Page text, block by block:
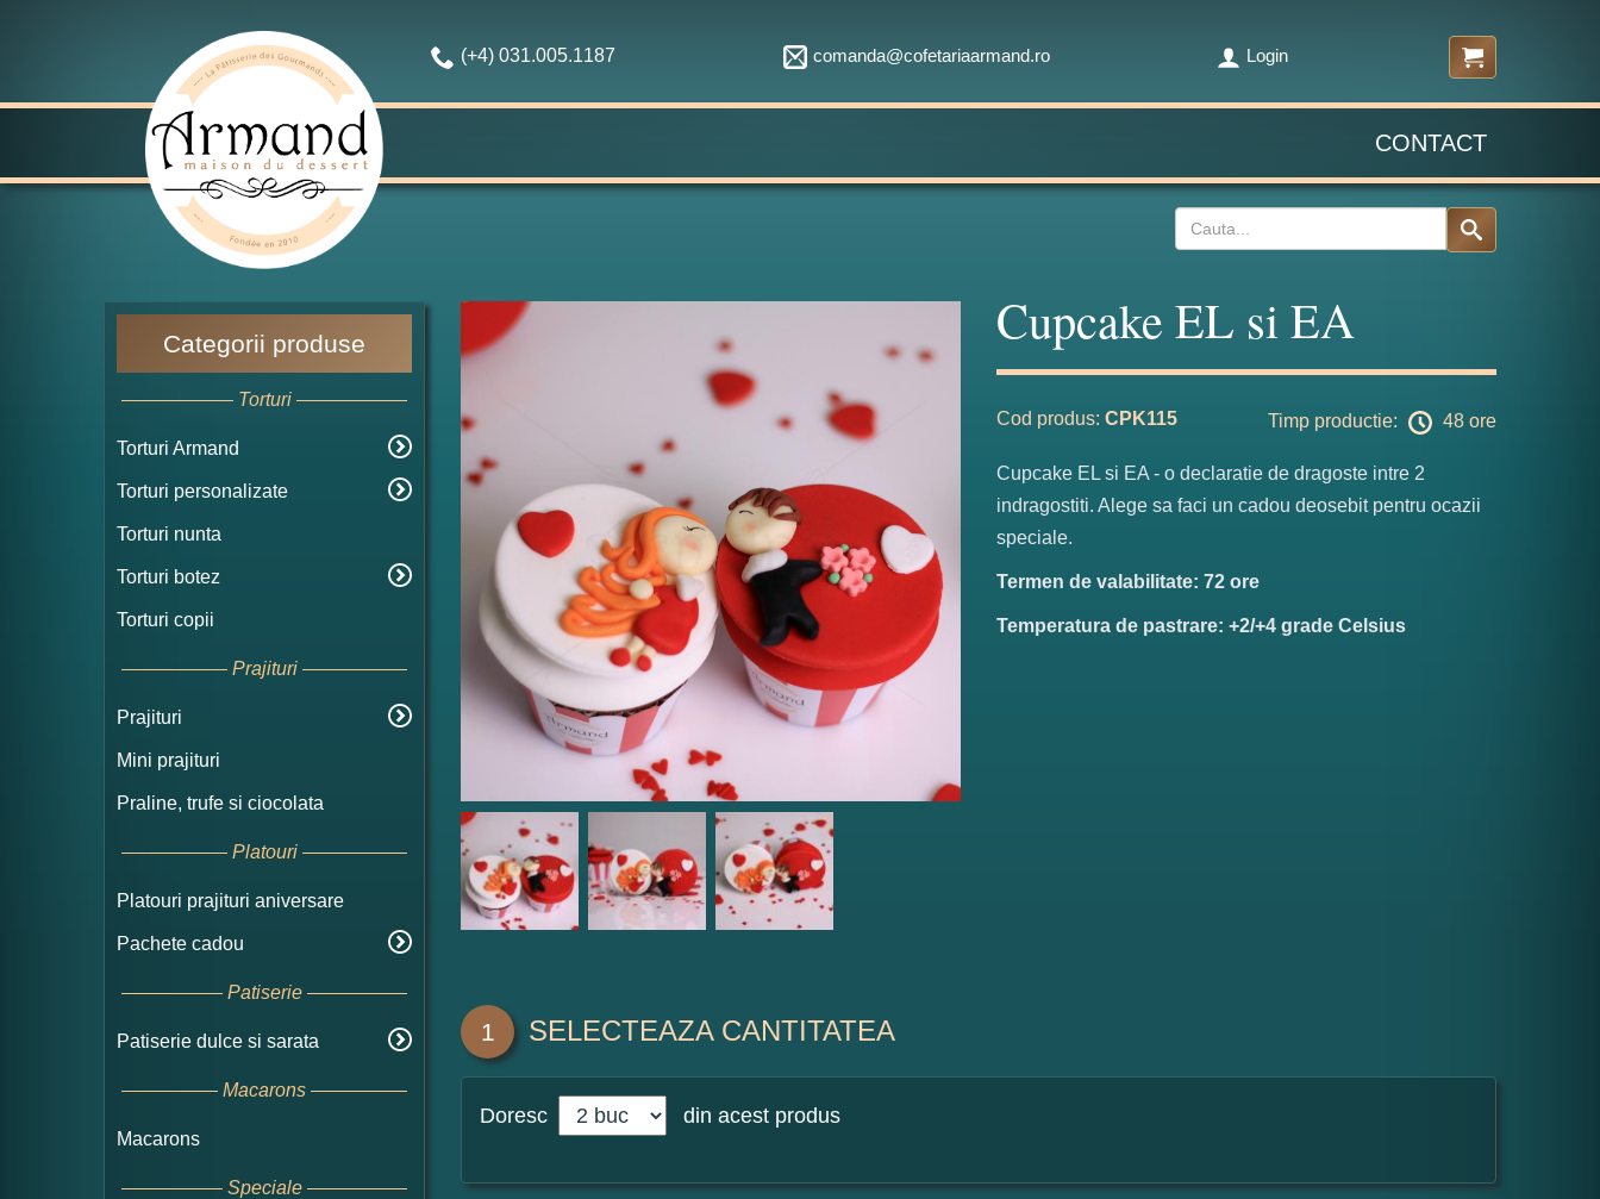
(+4) 031.005.1187 comanda@cofetariaarmand.ro Login
CONTACT
Categorii produse
Torturi
Torturi Armand
Torturi personalizate
Torturi nunta
Torturi botez
Torturi copii
Prajituri
Prajituri
Mini prajituri
Praline, trufe si ciocolata
Platouri
Platouri prajituri aniversare
Pachete cadou
Patiserie
Patiserie dulce si sarata
Macarons
Macarons
Speciale
Cupcake EL si EA
Cod produs: CPK115 Timp productie: 48 ore
Cupcake EL si EA - o declaratie de dragoste intre 2
indragostiti. Alege sa faci un cadou deosebit pentru ocazii
speciale.
Termen de valabilitate: 72 ore
Temperatura de pastrare: +2/+4 grade Celsius
1 SELECTEAZA CANTITATEA
Doresc din acest produs